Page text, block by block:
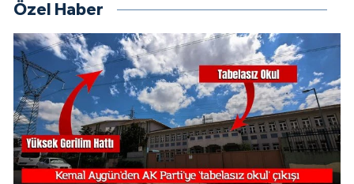
Özel Haber